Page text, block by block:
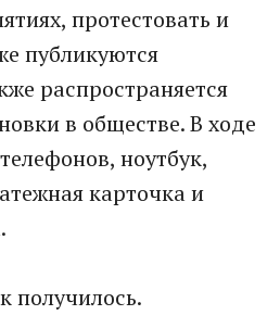
протестовать и
публикуются
распространяется
в обществе. В ходе
ноутбук,
карточка и
получилось.